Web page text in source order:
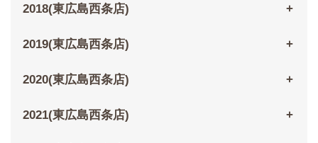
2018(東広島西条店)
2019(東広島西条店)
2020(東広島西条店)
2021(東広島西条店)